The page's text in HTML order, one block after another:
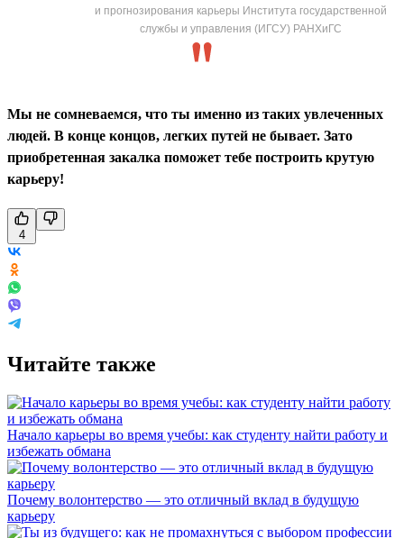
и прогнозирования карьеры Института государственной
службы и управления (ИГСУ) РАНХиГС
Мы не сомневаемся, что ты именно из таких увлеченных
людей. В конце концов, легких путей не бывает. Зато
приобретенная закалка поможет тебе построить крутую
карьеру!
4
Читайте также
Начало карьеры во время учебы: как студенту найти работу и
избежать обмана
Почему волонтерство — это отличный вклад в будущую
карьеру